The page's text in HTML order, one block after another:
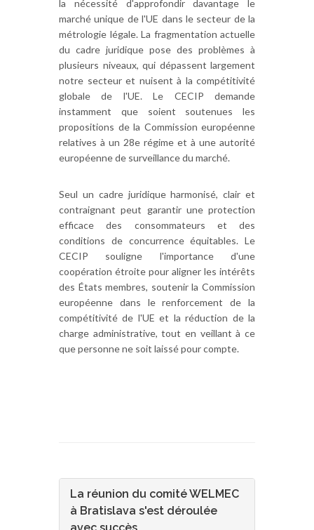
la nécessité d'approfondir davantage le
marché unique de l'UE dans le secteur de la
métrologie légale. La fragmentation actuelle
du cadre juridique pose des problèmes à
plusieurs niveaux, qui dépassent largement
notre secteur et nuisent à la compétitivité
globale de l'UE. Le CECIP demande
instamment que soient soutenues les
propositions de la Commission européenne
relatives à un 28e régime et à une autorité
européenne de surveillance du marché.
Seul un cadre juridique harmonisé, clair et
contraignant peut garantir une protection
efficace des consommateurs et des
conditions de concurrence équitables. Le
CECIP souligne l'importance d'une
coopération étroite pour aligner les intérêts
des États membres, soutenir la Commission
européenne dans le renforcement de la
compétitivité de l'UE et la réduction de la
charge administrative, tout en veillant à ce
que personne ne soit laissé pour compte.
La réunion du comité WELMEC
à Bratislava s'est déroulée